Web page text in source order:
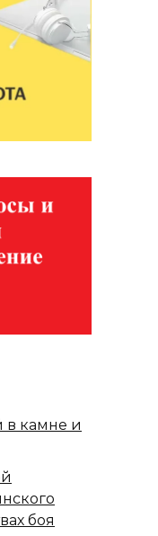
в камне и
боя